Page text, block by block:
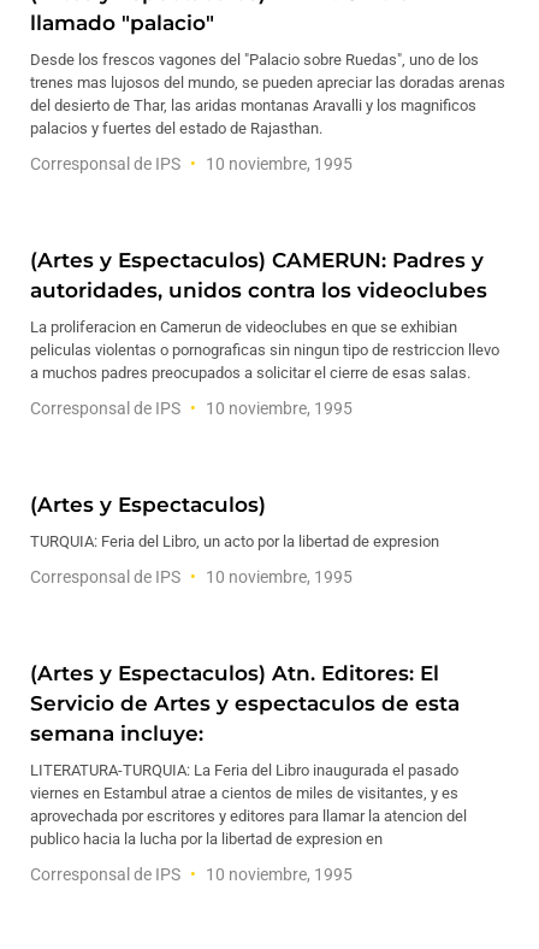
llamado "palacio"
Desde los frescos vagones del "Palacio sobre Ruedas", uno de los
trenes mas lujosos del mundo, se pueden apreciar las doradas arenas
del desierto de Thar, las aridas montanas Aravalli y los magnificos
palacios y fuertes del estado de Rajasthan.
Corresponsal de IPS 10 noviembre, 1995
(Artes y Espectaculos) CAMERUN: Padres y
autoridades, unidos contra los videoclubes
La proliferacion en Camerun de videoclubes en que se exhibian
peliculas violentas o pornograficas sin ningun tipo de restriccion llevo
a muchos padres preocupados a solicitar el cierre de esas salas.
Corresponsal de IPS 10 noviembre, 1995
(Artes y Espectaculos)
TURQUIA: Feria del Libro, un acto por la libertad de expresion
Corresponsal de IPS 10 noviembre, 1995
(Artes y Espectaculos) Atn. Editores: El
Servicio de Artes y espectaculos de esta
semana incluye:
LITERATURA-TURQUIA: La Feria del Libro inaugurada el pasado
viernes en Estambul atrae a cientos de miles de visitantes, y es
aprovechada por escritores y editores para llamar la atencion del
publico hacia la lucha por la libertad de expresion en
Corresponsal de IPS 10 noviembre, 1995